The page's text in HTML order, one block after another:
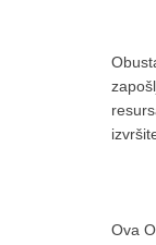
Ova